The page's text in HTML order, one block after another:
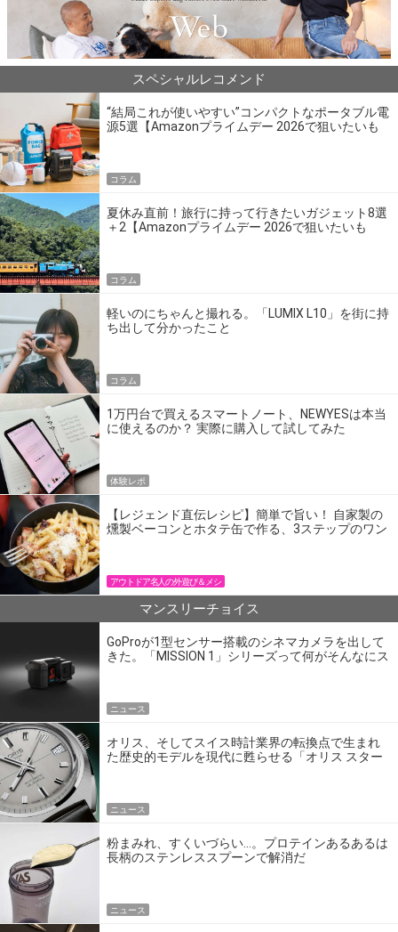
スペシャルレコメンド
“結局これが使いやすい”コンパクトなポータブル電
源5選【Amazonプライムデー 2026で狙いたいも
コラム
夏休み直前！旅行に持って行きたいガジェット8選
＋2【Amazonプライムデー 2026で狙いたいも
コラム
軽いのにちゃんと撮れる。「LUMIX L10」を街に持
ち出して分かったこと
コラム
1万円台で買えるスマートノート、NEWYESは本当
に使えるのか？ 実際に購入して試してみた
体験レポ
【レジェンド直伝レシピ】簡単で旨い！ 自家製の
燻製ベーコンとホタテ缶で作る、3ステップのワン
アウトドア名人の外遊び＆メシ
マンスリーチョイス
GoProが1型センサー搭載のシネマカメラを出して
きた。「MISSION 1」シリーズって何がそんなにス
ニュース
オリス、そしてスイス時計業界の転換点で生まれ
た歴史的モデルを現代に甦らせる「オリス スター
ニュース
粉まみれ、すくいづらい…。プロテインあるあるは
長柄のステンレススプーンで解消だ
ニュース